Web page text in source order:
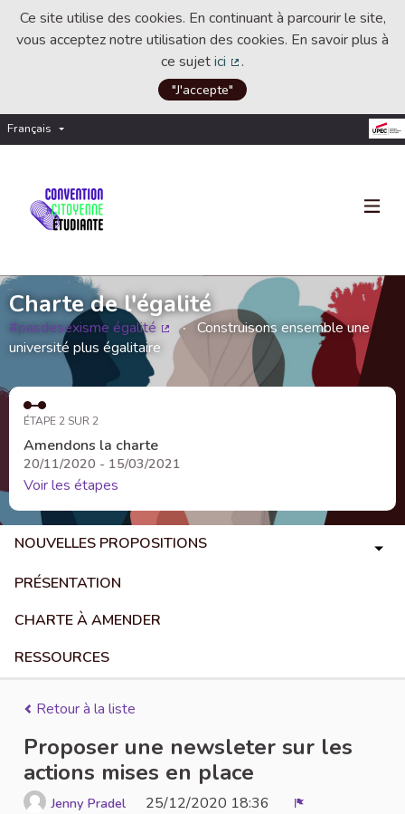
Ce site utilise des cookies. En continuant à parcourir le site,
vous acceptez notre utilisation des cookies. En savoir plus à
ce sujetici
(Lien externe)
.
"J'accepte"
Français Choisir la langue
Charte de l'égalité
#pasdesexisme égalité
(Lien externe)
Construisons ensemble une
université plus égalitaire
ÉTAPE 2 SUR 2
Amendons la charte
20/11/2020 - 15/03/2021
Voir les étapes
NOUVELLES PROPOSITIONS
PRÉSENTATION
CHARTE À AMENDER
RESSOURCES
Retour à la liste
Proposer une newsleter sur les
actions mises en place
Jenny Pradel 25/12/2020 18:36